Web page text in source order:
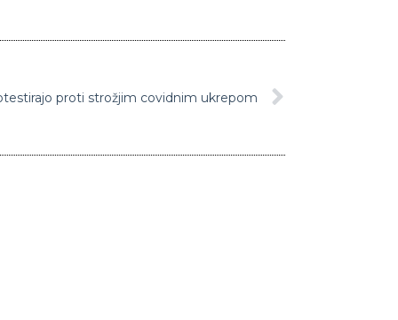
proti strožjim covidnim ukrepom